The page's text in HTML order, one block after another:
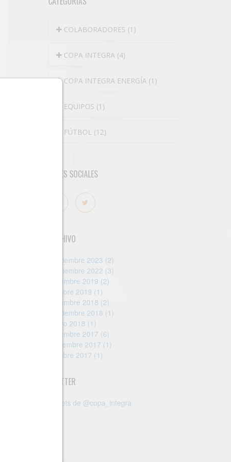
COLABORADORES (1)
COPA INTEGRA (4)
COPA INTEGRA ENERGÍA (1)
EQUIPOS (1)
FÚTBOL (12)
REDES SOCIALES
ARCHIVO
Septiembre 2023 (2)
Septiembre 2022 (3)
Diciembre 2019 (2)
Octubre 2019 (1)
Diciembre 2018 (2)
Septiembre 2018 (1)
Enero 2018 (1)
Diciembre 2017 (6)
Noviembre 2017 (1)
Octubre 2017 (1)
TWITTER
Tweets de @copa_integra